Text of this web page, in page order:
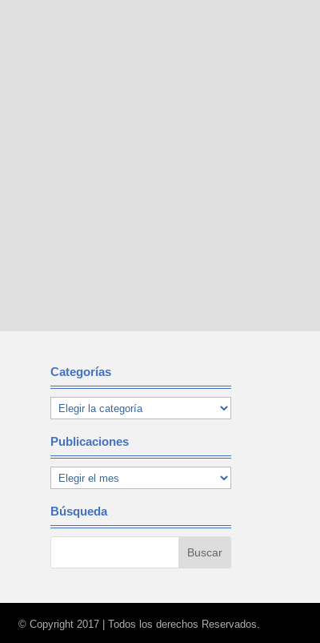
Categorías
Publicaciones
Búsqueda
© Copyright 2017 | Todos los derechos Reservados.